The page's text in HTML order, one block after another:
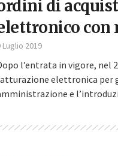
di
con
Luglio 2019
l’entrata in vigore, nel
elettronica per
e